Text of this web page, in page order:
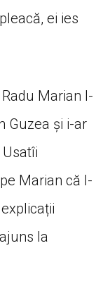
ei ies
Marian l-
Guzea și i-ar
Marian că l-
la